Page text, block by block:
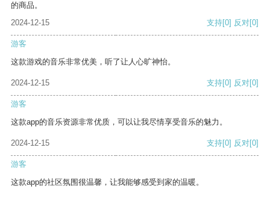
的商品。
2024-12-15
支持[0] 反对[0]
游客
这款游戏的音乐非常优美，听了让人心旷神怡。
2024-12-15 支持[0] 反对[0]
游客
这款app的音乐资源非常优质，可以让我尽情享受音乐的魅力。
2024-12-15 支持[0] 反对[0]
游客
这款app的社区氛围很温馨，让我能够感受到家的温暖。